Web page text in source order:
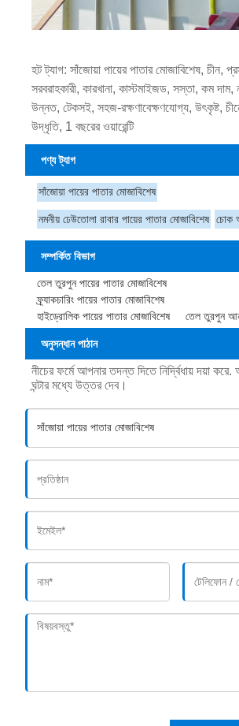
হট ট্যাগ: সাঁজোয়া পায়ের পাতার মোজাবিশেষ, চীন,
সরবরাহকারী, কারখানা, কাস্টমাইজড, সস্তা, কম
উন্নত, টেকসই, সহজ-রক্ষণাবেক্ষণযোগ্য, উৎকৃষ্ট,
উদ্ধৃতি, 1 বছরের ওয়ারেন্টি
পণ্য ট্যাগ
সাঁজোয়া পায়ের পাতার মোজাবিশেষ
নমনীয় ঢেউতোলা রাবার পায়ের পাতার মোজাবিশেষ চোক
সম্পর্কিত বিভাগ
তেল তুরপুন পায়ের পাতার মোজাবিশেষ
ফ্র্যাকচারিং পায়ের পাতার মোজাবিশেষ
হাইড্রোলিক পায়ের পাতার মোজাবিশেষ
তেল তুরপুন
অনুসন্ধান পাঠান
নীচের ফর্মে আপনার তদন্ত দিতে নির্দ্বিধায় দয়া
ঘন্টার মধ্যে উত্তর দেব।